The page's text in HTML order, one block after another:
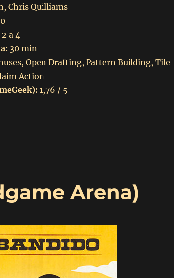
Chris Quilliams
2 a 4
30 min
Open Drafting, Pattern Building, Tile
Action
1,76 / 5
arena)”
Arena)